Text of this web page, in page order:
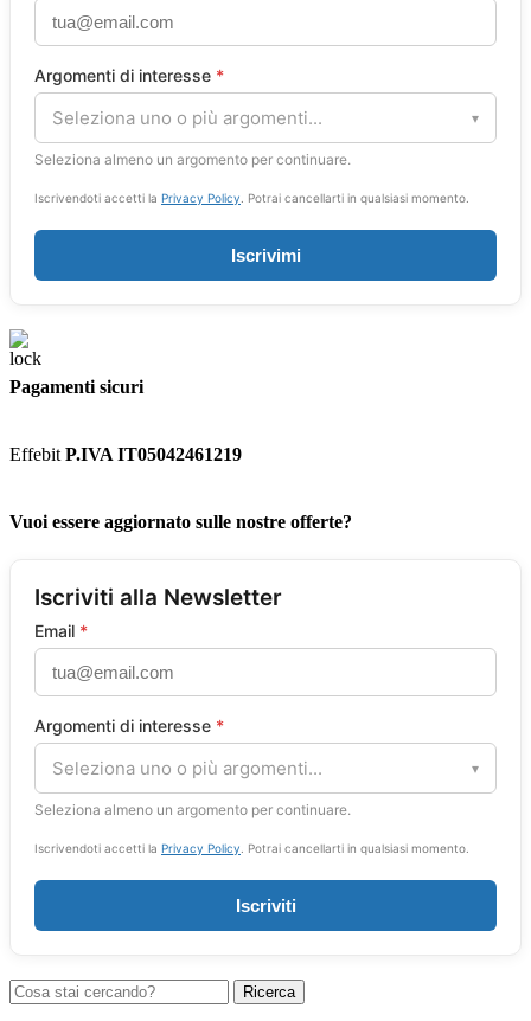
Argomenti di interesse *
Seleziona uno o più argomenti... ▾
Seleziona almeno un argomento per continuare.
Iscrivendoti accetti la Privacy Policy . Potrai cancellarti in qualsiasi momento.
Iscrivimi
Pagamenti sicuri
Effebit P.IVA IT05042461219
Vuoi essere aggiornato sulle nostre offerte?
Iscriviti alla Newsletter
Email *
Argomenti di interesse *
Seleziona uno o più argomenti... ▾
Seleziona almeno un argomento per continuare.
Iscrivendoti accetti la Privacy Policy . Potrai cancellarti in qualsiasi momento.
Iscriviti
Ricerca